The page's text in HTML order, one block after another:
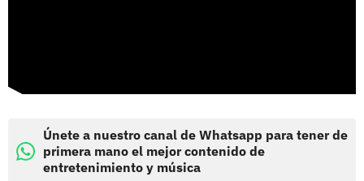
Únete a nuestro canal de Whatsapp para tener de
primera mano el mejor contenido de
entretenimiento y música